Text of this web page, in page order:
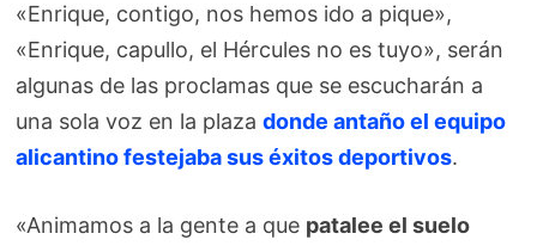
«Enrique, contigo, nos hemos ido a pique»,
«Enrique, capullo, el Hércules no es tuyo», serán
algunas de las proclamas que se escucharán a
una sola voz en la plazadonde antaño el equipo
alicantino festejaba sus éxitos deportivos.
«Animamos a la gente a que patalee el suelo